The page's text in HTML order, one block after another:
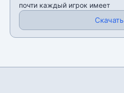
почти каждый игрок имеет
Скачать